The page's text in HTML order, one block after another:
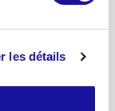
les détails